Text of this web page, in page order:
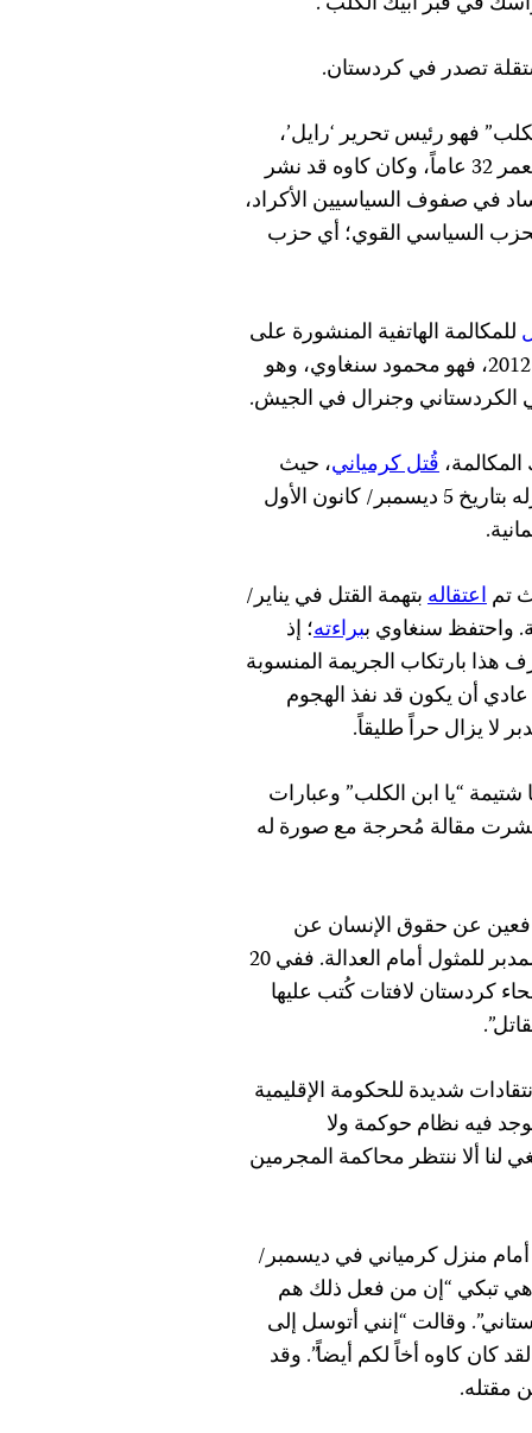
تصدر في كردستان.
فهو رئيس تحرير ‘رايل’،
كاوه كرمياني الذي يبلغ من العمر 32 عاماً، وكان كاوه قد نشر
في صفوف السياسيين الأكراد،
السياسي القوي؛ أي حزب
للمكالمة الهاتفية المنشورة على
موقع يوتيوب في يوليو/ تموز 2012، فهو محمود سنغاوي، وهو
وجنرال في الجيش.
قُتل كرمياني، حيث
أُطلق عليه الرصاص أمام منزله بتاريخ 5 ديسمبر/ كانون الأول
تماعتقالهبتهمة القتل في يناير/
واحتفظ سنغاوي ببراءته؛ إذ
بارتكاب الجريمة المنسوبة
أن يكون قد نفذ الهجوم
لا يزال حراً طليقاً.
“يا ابن الكلب” وعبارات
نشرت مقالة مُحرجة مع صورة له
عن حقوق الإنسان عن
شكهم في أن يُحل لغز جريمة القتل وأن يتم جلب العقل المدبر للمثول أمام العدالة. ففي 20
مختلف أنحاء كردستان لافتات كُتب عليها
شديدة للحكومة الإقليمية
فيه نظام حوكمة ولا
لنا ألا ننتظر محاكمة المجرمين
منزل كرمياني في ديسمبر/
تبكي “إن من فعل ذلك هم
وقالت “إنني أتوسل إلى
كان كاوه أخاً لكم أيضاً”. وقد